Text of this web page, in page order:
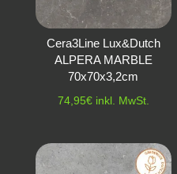
Cera3Line Lux&Dutch
ALPERA MARBLE
70x70x3,2cm
74,95€ inkl. MwSt.